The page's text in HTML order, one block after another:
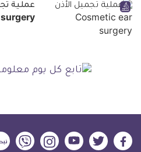
surgery
ديلي
ديلي
ديلي
ديلي
ديلي